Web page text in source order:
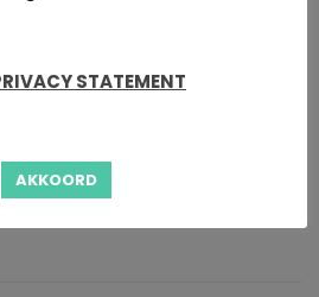
STATEMENT
AKKOORD